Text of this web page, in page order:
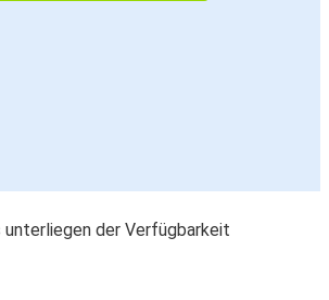
unterliegen der Verfügbarkeit